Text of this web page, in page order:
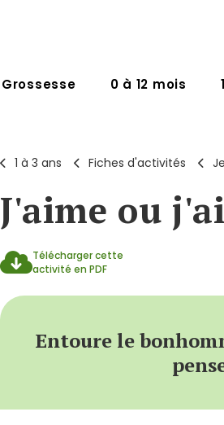
Grossesse 0 à 12 mois
1 à 3 ans Fiches d'activités
J'aime ou
Télécharger cette
activité en PDF
Entoure le